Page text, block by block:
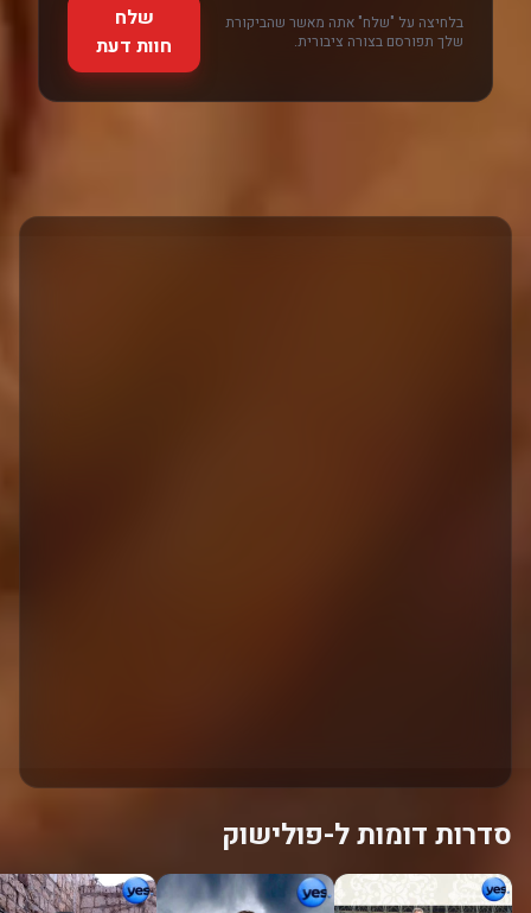
בלחיצה על "שלח" אתה מאשר שהביקורת
שלך תפורסם בצורה ציבורית.
שלח
חוות דעת
סדרות דומות ל-פולישוק